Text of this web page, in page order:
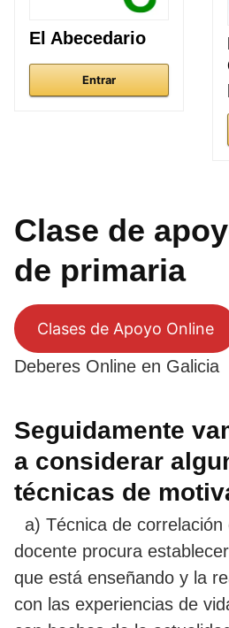
El Abecedario
Entrar
Clase de
de primaria
Clases de Apoyo Online
Deberes Online en Galicia
Seguidamente
a considerar
técnicas de
a) Técnica de correlación
docente procura
que está enseñando y la
con las experiencias de